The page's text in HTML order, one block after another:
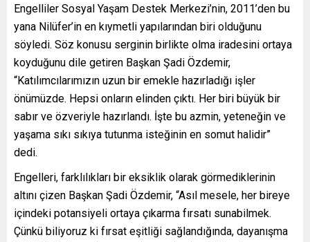
Engelliler Sosyal Yaşam Destek Merkezi’nin, 2011’den bu
yana Nilüfer’in en kıymetli yapılarından biri olduğunu
söyledi. Söz konusu serginin birlikte olma iradesini ortaya
koyduğunu dile getiren Başkan Şadi Özdemir,
“Katılımcılarımızın uzun bir emekle hazırladığı işler
önümüzde. Hepsi onların elinden çıktı. Her biri büyük bir
sabır ve özveriyle hazırlandı. İşte bu azmin, yeteneğin ve
yaşama sıkı sıkıya tutunma isteğinin en somut halidir”
dedi.
Engelleri, farklılıkları bir eksiklik olarak görmediklerinin
altını çizen Başkan Şadi Özdemir, “Asıl mesele, her bireye
içindeki potansiyeli ortaya çıkarma fırsatı sunabilmek.
Çünkü biliyoruz ki fırsat eşitliği sağlandığında, dayanışma